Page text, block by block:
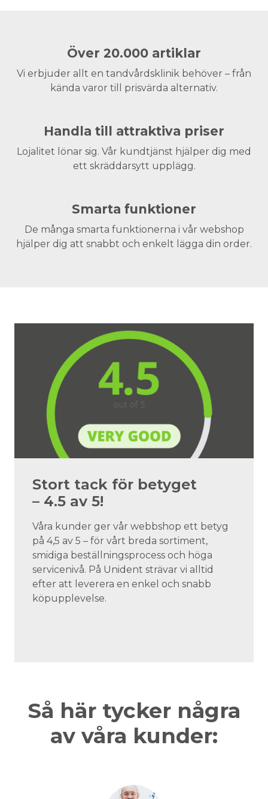
Över 20.000 artiklar
Vi erbjuder allt en tandvårdsklinik behöver – från
kända varor till prisvärda alternativ.
Handla till attraktiva priser
Lojalitet lönar sig. Vår kundtjänst hjälper dig med
ett skräddarsytt upplägg.
Smarta funktioner
De många smarta funktionerna i vår webshop
hjälper dig att snabbt och enkelt lägga din order.
Stort tack för betyget
– 4.5 av 5!
Våra kunder ger vår webbshop ett betyg
på 4,5 av 5 – för vårt breda sortiment,
smidiga beställningsprocess och höga
servicenivå. På Unident strävar vi alltid
efter att leverera en enkel och snabb
köpupplevelse.
Så här tycker några
av våra kunder: